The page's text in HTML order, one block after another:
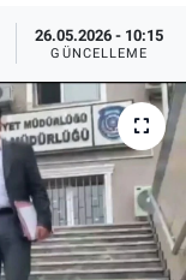
26.05.2026 - 10:15
GÜNCELLEME